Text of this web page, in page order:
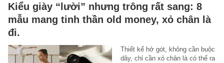
Kiểu giày “lười” nhưng trông rất sang: 8
mẫu mang tinh thần old money, xỏ chân là
đi.
Thiết kế hở gót, không cần buộc
dây, chỉ cần xỏ chân là có thể ra